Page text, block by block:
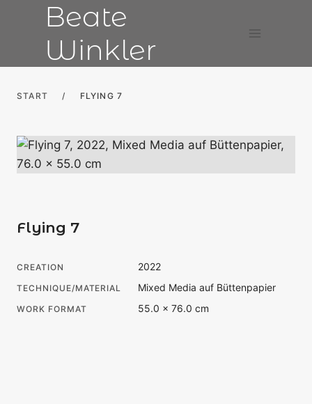
Beate
Winkler
START / FLYING 7
Flying 7
CREATION 2022
TECHNIQUE/MATERIAL Mixed Media auf Büttenpapier
WORK FORMAT 55.0 × 76.0 cm